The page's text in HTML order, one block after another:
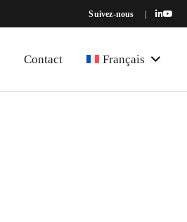
Suivez-nous |
Contact Français